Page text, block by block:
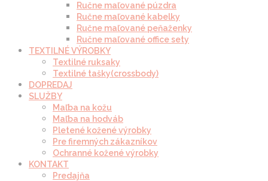
Ručne maľované púzdra
Ručne maľované kabelky
Ručne maľované peňaženky
Ručne maľované office sety
TEXTILNÉ VÝROBKY
Textilné ruksaky
Textilné tašky(crossbody)
DOPREDAJ
SLUŽBY
Maľba na kožu
Maľba na hodváb
Pletené kožené výrobky
Pre firemných zákazníkov
Ochranné kožené výrobky
KONTAKT
Predajňa